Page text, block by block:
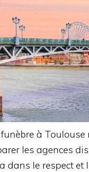
funèbre à
les agences
dans le respect